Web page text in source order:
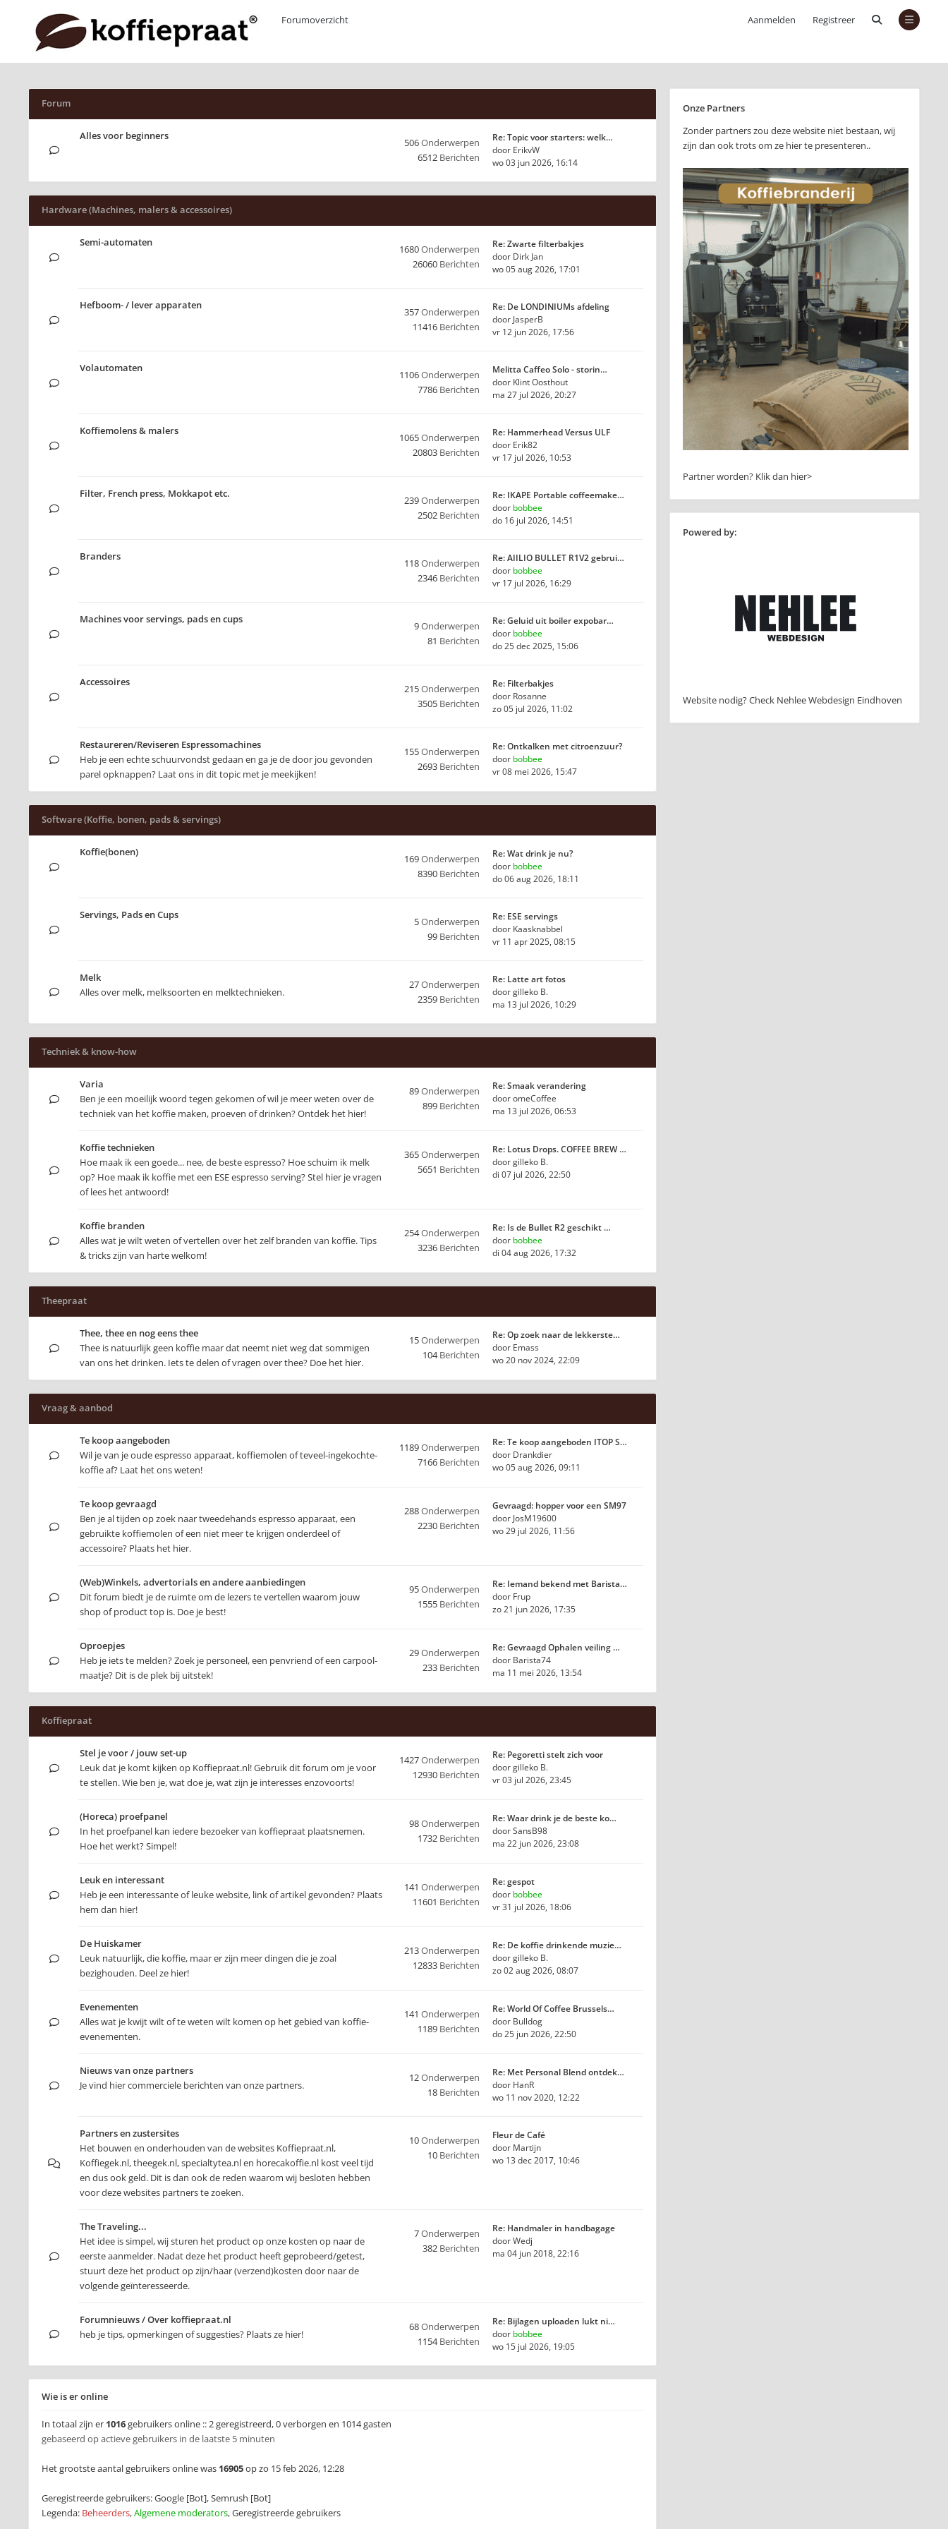
Aanmelden Registreer
Forumoverzicht
Forum
Alles voor beginners
506Onderwerpen
6512 Berichten
Re: Topic voor starters: welk…
door ErikvW
wo 03 jun 2026, 16:14
Hardware (Machines, malers & accessoires)
Semi-automaten
1680Onderwerpen
26060 Berichten
Re: Zwarte filterbakjes
door Dirk Jan
wo 05 aug 2026, 17:01
Hefboom- / lever apparaten
357Onderwerpen
11416 Berichten
Re: De LONDINIUMs afdeling
door JasperB
vr 12 jun 2026, 17:56
Volautomaten
1106Onderwerpen
7786 Berichten
Melitta Caffeo Solo - storin…
door Klint Oosthout
ma 27 jul 2026, 20:27
Koffiemolens & malers
1065Onderwerpen
20803 Berichten
Re: Hammerhead Versus ULF
door Erik82
vr 17 jul 2026, 10:53
Filter, French press, Mokkapot etc.
239Onderwerpen
2502 Berichten
Re: IKAPE Portable coffeemake…
door bobbee
do 16 jul 2026, 14:51
Branders
118Onderwerpen
2346 Berichten
Re: AIILIO BULLET R1V2 gebrui…
door bobbee
vr 17 jul 2026, 16:29
Machines voor servings, pads en cups
9Onderwerpen
81 Berichten
Re: Geluid uit boiler expobar…
door bobbee
do 25 dec 2025, 15:06
Accessoires
215Onderwerpen
3505 Berichten
Re: Filterbakjes
door Rosanne
zo 05 jul 2026, 11:02
Restaureren/Reviseren Espressomachines
Heb je een echte schuurvondst gedaan en ga je de door jou gevonden
parel opknappen? Laat ons in dit topic met je meekijken!
155Onderwerpen
2693 Berichten
Re: Ontkalken met citroenzuur?
door bobbee
vr 08 mei 2026, 15:47
Software (Koffie, bonen, pads & servings)
Koffie(bonen)
169Onderwerpen
8390 Berichten
Re: Wat drink je nu?
door bobbee
do 06 aug 2026, 18:11
Servings, Pads en Cups
5Onderwerpen
99 Berichten
Re: ESE servings
door Kaasknabbel
vr 11 apr 2025, 08:15
Melk
Alles over melk, melksoorten en melktechnieken.
27Onderwerpen
2359 Berichten
Re: Latte art fotos
doorgilleko B.
ma 13 jul 2026, 10:29
Techniek & know-how
Varia
Ben je een moeilijk woord tegen gekomen of wil je meer weten over de
techniek van het koffie maken, proeven of drinken? Ontdek het hier!
89Onderwerpen
899 Berichten
Re: Smaak verandering
dooromeCoffee
ma 13 jul 2026, 06:53
Koffie technieken
Hoe maak ik een goede... nee, de beste espresso? Hoe schuim ik melk
op? Hoe maak ik koffie met een ESE espresso serving? Stel hier je vragen
of lees het antwoord!
365Onderwerpen
5651 Berichten
Re: Lotus Drops. COFFEE BREW …
doorgilleko B.
di 07 jul 2026, 22:50
Koffie branden
Alles wat je wilt weten of vertellen over het zelf branden van koffie. Tips
& tricks zijn van harte welkom!
254Onderwerpen
3236 Berichten
Re: Is de Bullet R2 geschikt …
door bobbee
di 04 aug 2026, 17:32
Theepraat
Thee, thee en nog eens thee
Thee is natuurlijk geen koffie maar dat neemt niet weg dat sommigen
van ons het drinken. Iets te delen of vragen over thee? Doe het hier.
15Onderwerpen
104Berichten
Re: Op zoek naar de lekkerste…
door Emass
wo 20 nov 2024, 22:09
Vraag & aanbod
Te koop aangeboden
Wil je van je oude espresso apparaat, koffiemolen of teveel-ingekochte-
koffie af? Laat het ons weten!
1189Onderwerpen
7166 Berichten
Re: Te koop aangeboden ITOP S…
door Drankdier
wo 05 aug 2026, 09:11
Te koop gevraagd
Ben je al tijden op zoek naar tweedehands espresso apparaat, een
gebruikte koffiemolen of een niet meer te krijgen onderdeel of
accessoire? Plaats het hier.
288Onderwerpen
2230 Berichten
Gevraagd: hopper voor een SM97
door JosM19600
wo 29 jul 2026, 11:56
(Web)Winkels, advertorials en andere aanbiedingen
Dit forum biedt je de ruimte om de lezers te vertellen waarom jouw
shop of product top is. Doe je best!
95Onderwerpen
1555 Berichten
Re: Iemand bekend met Barista…
door Frup
zo 21 jun 2026, 17:35
Oproepjes
Heb je iets te melden? Zoek je personeel, een penvriend of een carpool-
maatje? Dit is de plek bij uitstek!
29Onderwerpen
233 Berichten
Re: Gevraagd Ophalen veiling …
door Barista74
ma 11 mei 2026, 13:54
Koffiepraat
Stel je voor / jouw set-up
Leuk dat je komt kijken op Koffiepraat.nl! Gebruik dit forum om je voor
te stellen. Wie ben je, wat doe je, wat zijn je interesses enzovoorts!
1427Onderwerpen
12930 Berichten
Re: Pegoretti stelt zich voor
doorgilleko B.
vr 03 jul 2026, 23:45
(Horeca) proefpanel
In het proefpanel kan iedere bezoeker van koffiepraat plaatsnemen.
Hoe het werkt? Simpel!
98Onderwerpen
1732 Berichten
Re: Waar drink je de beste ko…
doorSansB98
ma 22 jun 2026, 23:08
Leuk en interessant
Heb je een interessante of leuke website, link of artikel gevonden? Plaats
hem dan hier!
141 Onderwerpen
11601 Berichten
Re: gespot
door bobbee
vr 31 jul 2026, 18:06
De Huiskamer
Leuk natuurlijk, die koffie, maar er zijn meer dingen die je zoal
bezighouden. Deel ze hier!
213Onderwerpen
12833 Berichten
Re: De koffie drinkende muzie…
doorgilleko B.
zo 02 aug 2026, 08:07
Evenementen
Alles wat je kwijt wilt of te weten wilt komen op het gebied van koffie-
evenementen.
141 Onderwerpen
1189 Berichten
Re: World Of Coffee Brussels…
door Bulldog
do 25 jun 2026, 22:50
Nieuws van onze partners
Je vind hier commerciele berichten van onze partners.
12Onderwerpen
18 Berichten
Re: Met Personal Blend ontdek…
door HanR
wo 11 nov 2020, 12:22
Partners en zustersites
Het bouwen en onderhouden van de websites Koffiepraat.nl,
Koffiegek.nl, theegek.nl, specialtytea.nl en horecakoffie.nl kost veel tijd
en dus ook geld. Dit is dan ook de reden waarom wij besloten hebben
voor deze websites partners te zoeken.
10Onderwerpen
10 Berichten
Fleur de Café
door Martijn
wo 13 dec 2017, 10:46
The Traveling...
Het idee is simpel, wij sturen het product op onze kosten op naar de
eerste aanmelder. Nadat deze het product heeft geprobeerd/getest,
stuurt deze het product op zijn/haar (verzend)kosten door naar de
volgende geïnteresseerde.
7Onderwerpen
382 Berichten
Re: Handmaler in handbagage
doorWedj
ma 04 jun 2018, 22:16
Forumnieuws / Over koffiepraat.nl
heb je tips, opmerkingen of suggesties? Plaats ze hier!
68Onderwerpen
1154Berichten
Re: Bijlagen uploaden lukt ni…
door bobbee
wo 15 jul 2026, 19:05
Wie is er online
In totaal zijn er 1016gebruikers online :: 2 geregistreerd, 0 verborgen en 1014 gasten
gebaseerd op actieve gebruikers in de laatste 5 minuten
Het grootste aantal gebruikers online was 16905op zo 15 feb 2026, 12:28
Geregistreerde gebruikers:Google [Bot],Semrush [Bot]
Legenda: Beheerders,Algemene moderators,Geregistreerde gebruikers
Onze Partners
Zonder partners zou deze website niet bestaan, wij
zijn dan ook trots om ze hier te presenteren..
Partner worden? Klik dan hier>
Powered by:
Website nodig? Check Nehlee Webdesign Eindhoven